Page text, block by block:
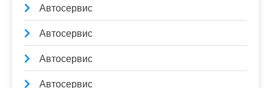
Автосервис
Автосервис
Автосервис
Автосервис